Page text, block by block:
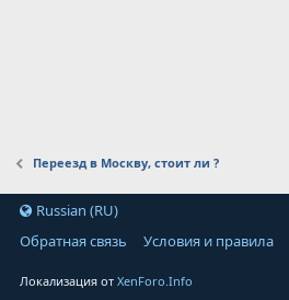
Переезд в Москву, стоит ли ?
Russian (RU)
Обратная связь
Условия и правила
Локализация отXenForo.Info